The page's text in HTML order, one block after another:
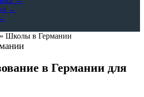
→
» Школы в Германии
в Германии для